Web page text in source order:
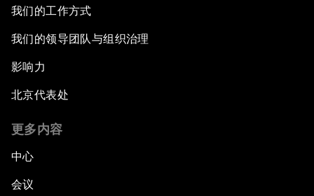
我们的工作方式
我们的领导团队与组织治理
影响力
北京代表处
更多内容
中心
会议